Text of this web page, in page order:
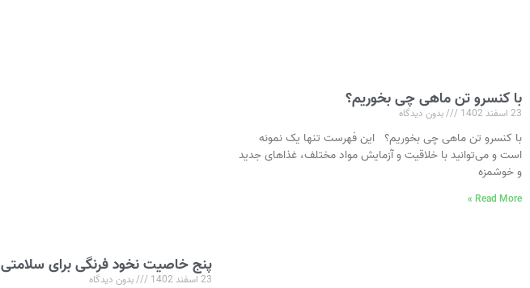
با کنسرو تن ماهی چی بخوریم؟
23 اسفند 1402 بدون دیدگاه
با کنسرو تن ماهی چی بخوریم؟ این فهرست تنها یک نمونه
است و می‌توانید با خلاقیت و آزمایش مواد مختلف، غذاهای جدید
و خوشمزه
Read More »
پنج خاصیت نخود فرنگی برای سلامتی
23 اسفند 1402 بدون دیدگاه